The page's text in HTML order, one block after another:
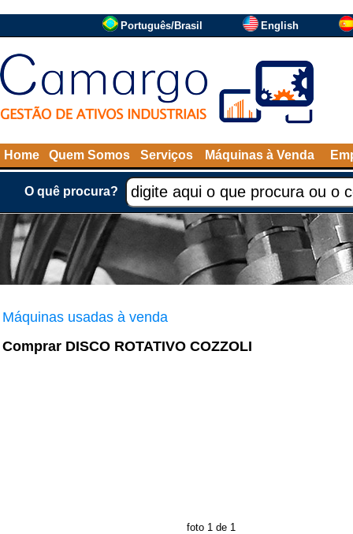
Português/Brasil English
Home Quem Somos Serviços Máquinas à Venda
O quê procura?
Máquinas usadas à venda
Comprar DISCO ROTATIVO COZZOLI
foto 1 de 1